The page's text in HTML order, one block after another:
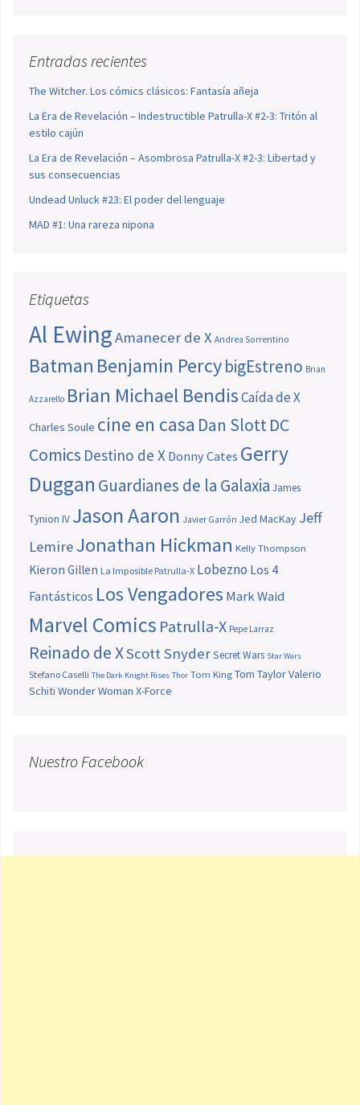
Entradas recientes
The Witcher. Los cómics clásicos: Fantasía añeja
La Era de Revelación – Indestructible Patrulla-X #2-3: Tritón al
estilo cajún
La Era de Revelación – Asombrosa Patrulla-X #2-3: Libertad y
sus consecuencias
Undead Unluck #23: El poder del lenguaje
MAD #1: Una rareza nipona
Etiquetas
Al EwingAmanecer de X Andrea Sorrentino
Batman Benjamin PercybigEstreno Brian
Azzarello Brian Michael BendisCaída de X
Charles Soule cine en casa Dan SlottDC
Comics Destino de X Donny Cates Gerry
Duggan Guardianes de la Galaxia James
Tynion IV Jason Aaron Javier Garrón Jed MacKay Jeff
LemireJonathan Hickman Kelly Thompson
Kieron Gillen La Imposible Patrulla-X Lobezno Los 4
Fantásticos Los Vengadores Mark Waid
Marvel Comics Patrulla-X Pepe Larraz
Reinado de XScott SnyderSecret Wars Star Wars
Stefano Caselli The Dark Knight Rises Thor Tom King Tom TaylorValerio
Schiti Wonder Woman X-Force
Nuestro Facebook